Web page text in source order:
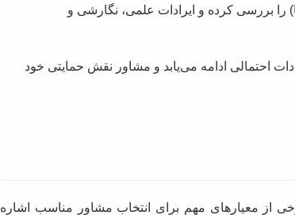
بررسی کرده و ایرادات علمی، نگارشی و
احتمالی ادامه می‌یابد و مشاور نقش حمایتی خود
از معیارهای مهم برای انتخاب مشاور مناسب اشاره